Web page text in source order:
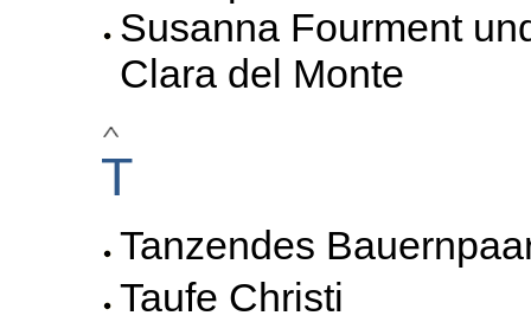
Susanna Fourment
Clara del Monte
T
Tanzendes
Taufe Christi